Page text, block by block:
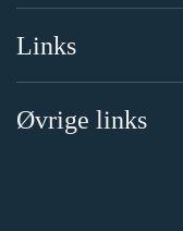
Links
Øvrige links